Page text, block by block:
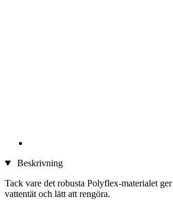
Beskrivning
Tack vare det robusta Polyflex-materialet
vattentät och lätt att rengöra.